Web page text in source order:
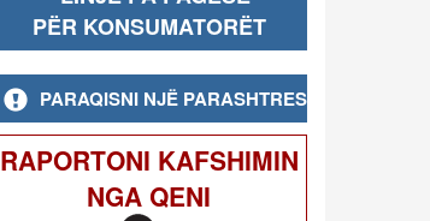
PËR KONSUMATORËT
PARAQISNI NJË PARASHTRESË
RAPORTONI KAFSHIMIN
NGA QENI